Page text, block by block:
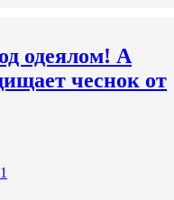
одеялом! А
чеснок от